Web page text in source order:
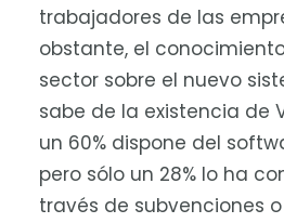
trabajadores de las
obstante, el
sector sobre el nuevo
sabe de la existencia de
un 60% dispone del
pero sólo un 28% lo ha
través de subvenciones